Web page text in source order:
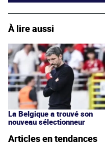
À lire aussi
La Belgique a trouvé son
nouveau sélectionneur
Articles en tendances